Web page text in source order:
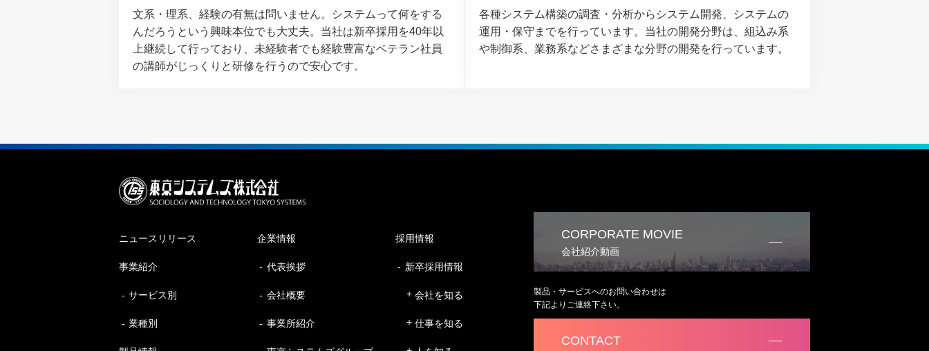
文系・理系、経験の有無は問いません。システムって何をする
んだろうという興味本位でも大丈夫。当社は新卒採用を40年以
上継続して行っており、未経験者でも経験豊富なベテラン社員
の講師がじっくりと研修を行うので安心です。
各種システム構築の調査・分析からシステム開発、システムの
運用・保守までを行っています。当社の開発分野は、組込み系
や制御系、業務系などさまざまな分野の開発を行っています。
ニュースリリース
事業紹介
サービス別
業種別
企業情報
代表挨拶
会社概要
事業所紹介
採用情報
新卒採用情報
会社を知る
仕事を知る
CORPORATE MOVIE
会社紹介動画
製品・サービスへのお問い合わせは
下記よりご連絡下さい。
CONTACT